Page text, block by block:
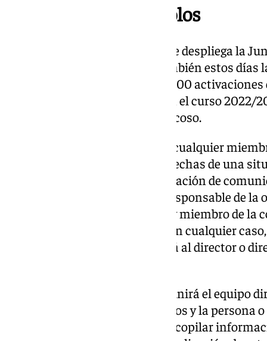
Más de 2.700 protocolos
En relación con las medidas que despliega la
la Administración defendía también estos días
hecho, la Consejería registró 2.700
en el sistema público Séneca en el curso
finalmente se confirmó como acoso.
El citado protocolo recoge que “cualquier
que tenga conocimiento o sospechas de una
alumno o alumna, tiene la obligación de
al tutor o tutora, a la persona responsable de
equipo directivo, según el caso y miembro de
conocimiento de la situación. En cualquier
información siempre informará al director o
Tras esta comunicación, “se reunirá el equipo
los alumnos o alumnas afectados y la persona
orientación en el centro para recopilar